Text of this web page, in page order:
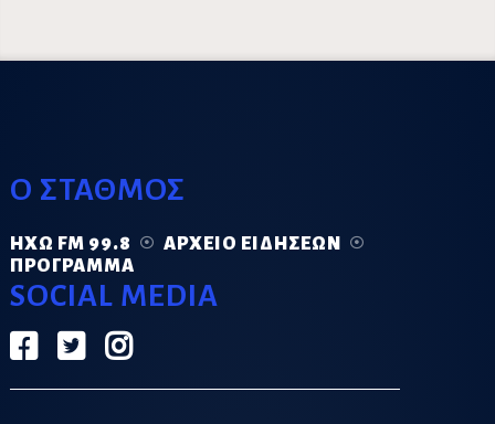
Ο ΣΤΑΘΜΟΣ
ΗΧΏ FM 99.8
ΑΡΧΕΊΟ ΕΙΔΉΣΕΩΝ
ΠΡΌΓΡΑΜΜΑ
SOCIAL MEDIA